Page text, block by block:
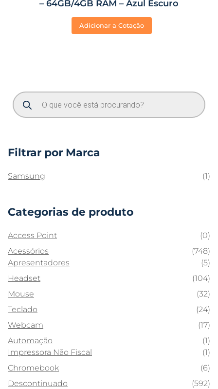
– 64GB/4GB RAM – Azul Escuro
Adicionar a Cotação
Filtrar por Marca
Samsung (1)
Categorias de produto
Access Point
(0)
Acessórios
(748)
Apresentadores
(5)
Headset
(104)
Mouse
(32)
Teclado
(24)
Webcam
(17)
Automação
(1)
Impressora Não Fiscal
(1)
Chromebook
(6)
Descontinuado
(592)